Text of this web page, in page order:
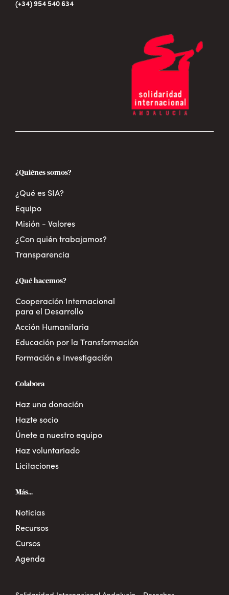
(+34) 954 540 634
¿Quiénes somos?
¿Qué es SIA?
Equipo
Misión - Valores
¿Con quién trabajamos?
Transparencia
¿Qué hacemos?
Cooperación Internacional
para el Desarrollo
Acción Humanitaria
Educación por la Transformación
Formación e Investigación
Colabora
Haz una donación
Hazte socio
Únete a nuestro equipo
Haz voluntariado
Licitaciones
Más...
Noticias
Recursos
Cursos
Agenda